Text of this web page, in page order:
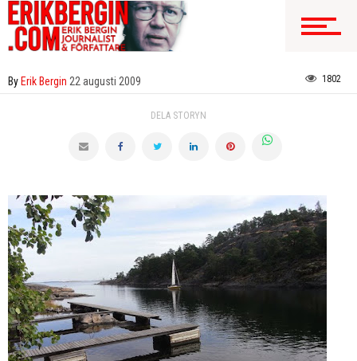
By Erik Bergin 22 augusti 2009 1802
DELA STORYN